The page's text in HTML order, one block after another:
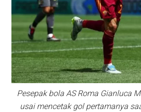
Pesepak bola AS Roma Gianluca
usai mencetak gol pertamanya